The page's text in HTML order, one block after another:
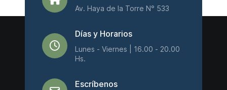
Av. Haya de la Torre N° 533
Días y Horarios
Lunes - Viernes | 16.00 - 20.00
Hs.
Escríbenos